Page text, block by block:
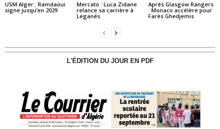
USM Alger : Ramdaoui
signe jusqu’en 2029
Mercato : Luca Zidane
relance sa carrière à
Leganés
Après Glasgow Rangers
: Monaco accélère pour
Farès Ghedjemis
L'ÉDITION DU JOUR EN PDF